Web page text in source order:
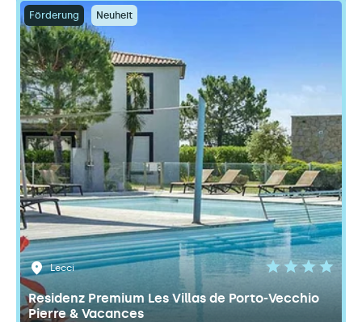
Förderung Neuheit
Lecci
Residenz Premium Les Villas de Porto-Vecchio
Pierre & Vacances